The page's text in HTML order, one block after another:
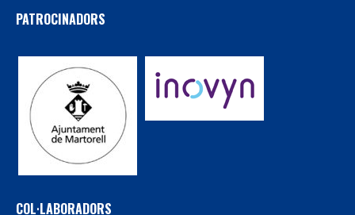
PATROCINADORS
COL·LABORADORS